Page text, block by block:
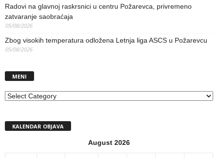
Radovi na glavnoj raskrsnici u centru Požarevca, privremeno
zatvaranje saobraćaja
05/08/2026
Zbog visokih temperatura odložena Letnja liga ASCS u Požarevcu
05/08/2026
MENI
MENI
KALENDAR OBJAVA
August 2026